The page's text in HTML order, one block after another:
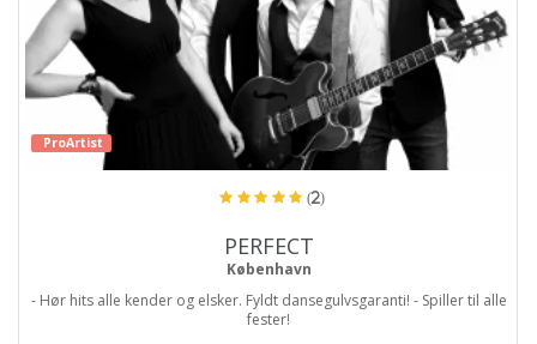
ProArtist
(2)
PERFECT
København
- Hør hits alle kender og elsker. Fyldt dansegulvsgaranti! - Spiller til alle
fester!